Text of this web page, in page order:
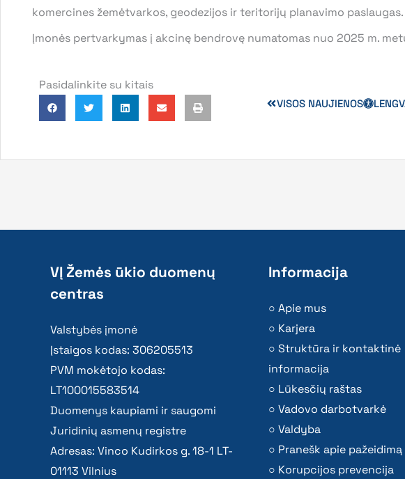
komercines žemėtvarkos, geodezijos ir teritorijų planavimo paslaugas.
Įmonės pertvarkymas į akcinę bendrovę numatomas nuo 2025 m.
Pasidalinkite su kitais
VISOS NAUJIENOS
VĮ Žemės ūkio duomenų
centras
Valstybės įmonė
Įstaigos kodas: 306205513
PVM mokėtojo kodas:
LT100015583514
Duomenys kaupiami ir saugomi
Juridinių asmenų registre
Adresas: Vinco Kudirkos g. 18-1 LT-
01113 Vilnius
Informacija
Apie mus
Karjera
Struktūra ir kontaktinė
informacija
Lūkesčių raštas
Vadovo darbotvarkė
Valdyba
Pranešk apie pažeidimą
Korupcijos prevencija